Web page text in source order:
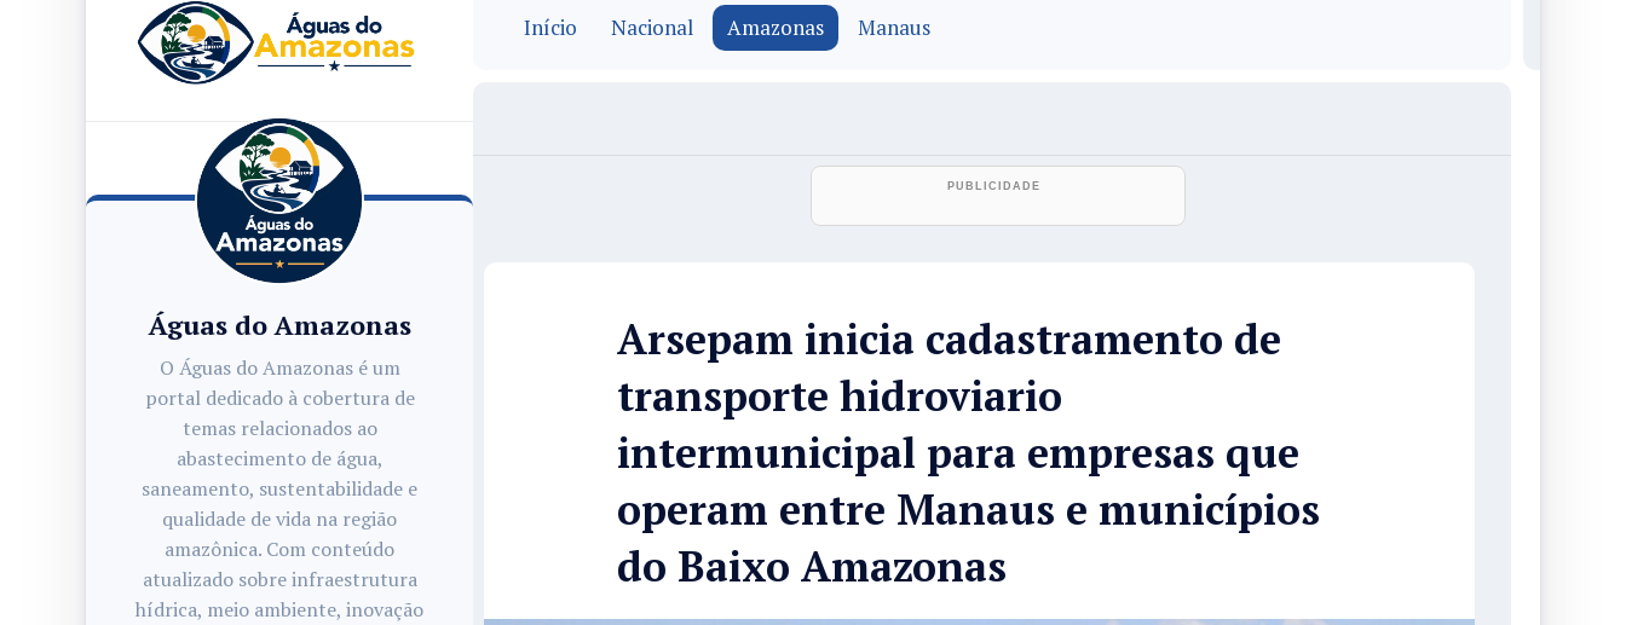
Águas do Amazonas
O Águas do Amazonas é um
portal dedicado à cobertura de
temas relacionados ao
abastecimento de água,
saneamento, sustentabilidade e
qualidade de vida na região
amazônica. Com conteúdo
atualizado sobre infraestrutura
hídrica, meio ambiente, inovação
Início Nacional Amazonas Manaus
Arsepam inicia cadastramento de
transporte hidroviario
intermunicipal para empresas que
operam entre Manaus e municípios
do Baixo Amazonas